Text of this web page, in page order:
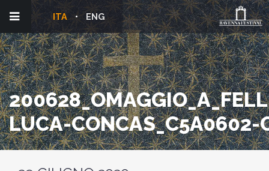
ENG
ITA
LUCA-CONCAS_C5A0602-